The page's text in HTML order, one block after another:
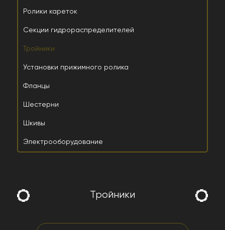
Ролики кареток
Секции гидрораспределителей
Тройники
Установки прижимного ролика
Фланцы
Шестерни
Шкивы
Электрооборудование
Тройники